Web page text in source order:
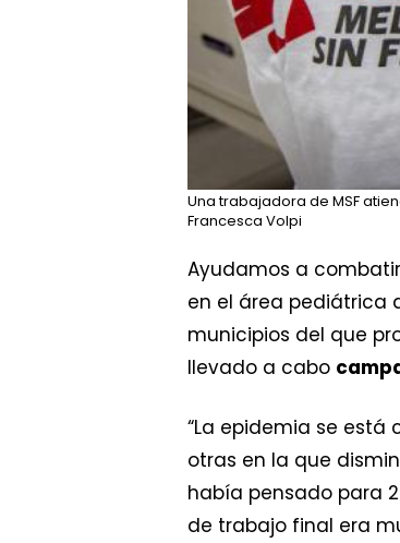
Una trabajadora de MSF
Francesca Volpi
Ayudamos a
en el área pediátrica
municipios del que
llevado a cabo
“La epidemia se
otras en la que
había pensado para
de trabajo final era